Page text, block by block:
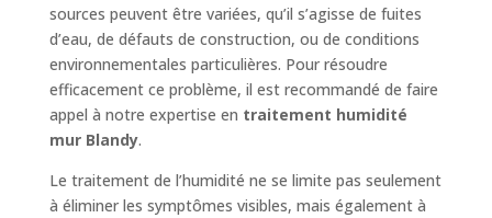
sources peuvent être variées, qu’il s’agisse de fuites
d’eau, de défauts de construction, ou de conditions
environnementales particulières. Pour résoudre
efficacement ce problème, il est recommandé de faire
appel à notre expertise en traitement humidité
mur Blandy.
Le traitement de l’humidité ne se limite pas seulement
à éliminer les symptômes visibles, mais également à